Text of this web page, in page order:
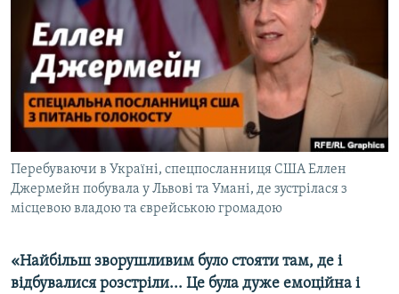
ВІДЕОУРОКИ «ELIFBE»
СВІДЧЕННЯ ОКУПАЦІЇ
УКРАЇНСЬКА ПРОБЛЕМА КРИМУ
ІНФОГРАФІКА
Русский
Qırımtatar
ДОЛУЧАЙСЯ!
Усі сайти RFE/RL
Перебуваючи в Україні, спецпосланниця США Еллен
Джермейн побувала у Львові та Умані, де зустрілася з
місцевою владою та єврейською громадою
«Найбільш зворушливим було стояти там, де і
відбувалися розстріли... Це була дуже емоційна і